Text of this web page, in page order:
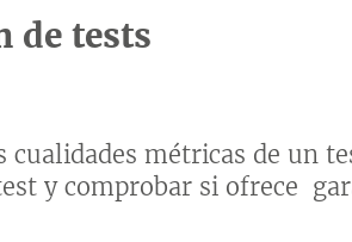
de tests
cualidades métricas de un
y comprobar si ofrece